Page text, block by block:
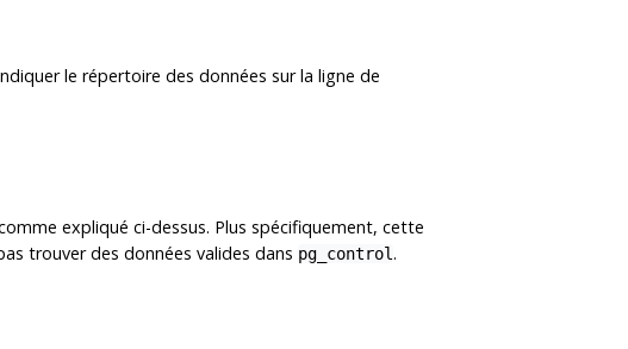
le répertoire des données sur la ligne de
expliqué ci-dessus. Plus spécifiquement, cette
trouver des données valides dans pg_control.